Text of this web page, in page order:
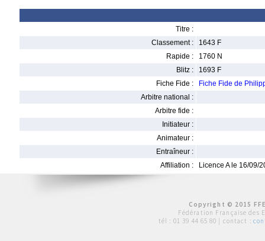
Titre :
Classement :
1643 F
Rapide :
1760 N
Blitz :
1693 F
Fiche Fide :
Fiche Fide de
Arbitre national :
Arbitre fide :
Initiateur :
Animateur :
Entraîneur :
Affiliation :
Licence A le 16/09/
Copyright © 2015
Fédération Française des
tél : 01 39 44 65 80 | contact :